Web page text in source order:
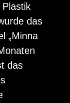
das
„Minna
das